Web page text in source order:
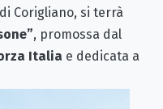
Corigliano, si terrà
, promossa dal
Italia e dedicata a